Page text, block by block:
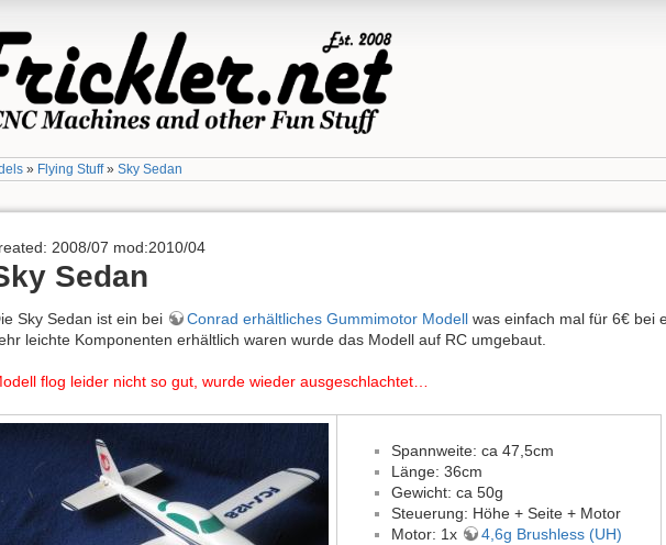
» Flying Stuff»Sky Sedan
2008/07 mod:2010/04
Sedan
Sky Sedan ist ein bei Conrad erhältliches Gummimotor Modell was einfach mal für 6€ bei
leichte Komponenten erhältlich waren wurde das Modell auf RC umgebaut.
flog leider nicht so gut, wurde wieder ausgeschlachtet…
Spannweite: ca 47,5cm
Länge: 36cm
Gewicht: ca 50g
Steuerung: Höhe + Seite + Motor
Motor: 1x
4,6g Brushless (UH)